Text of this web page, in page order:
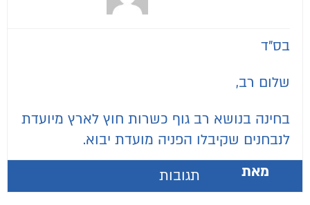
בס"ד
שלום רב,
בחינה בנושא רב גוף כשרות חוץ לארץ מיועדת
לנבחנים שקיבלו הפניה מועדת יבוא.
מאת
תגובות